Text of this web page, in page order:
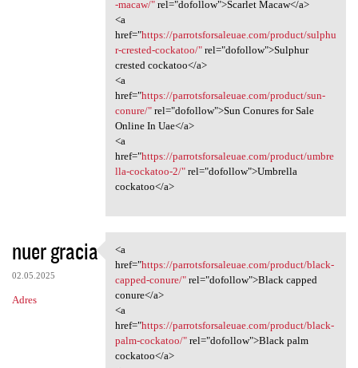
-macaw/"rel="dofollow">Scarlet Macaw</a>
<a
href="https://parrotsforsaleuae.com/product/sulphu
r-crested-cockatoo/"rel="dofollow">Sulphur
crested cockatoo</a>
<a
href="https://parrotsforsaleuae.com/product/sun-
conure/"rel="dofollow">Sun Conures for Sale
Online In Uae</a>
<a
href="https://parrotsforsaleuae.com/product/umbre
lla-cockatoo-2/"rel="dofollow">Umbrella
cockatoo</a>
nuer gracia
02.05.2025
Adres
<a href="https:/
<a
href="https://parrotsforsaleuae.com/product/black-
capped-conure/"rel="dofollow">Black capped
conure</a>
<a
href="https://parrotsforsaleuae.com/product/black-
palm-cockatoo/"rel="dofollow">Black palm
cockatoo</a>